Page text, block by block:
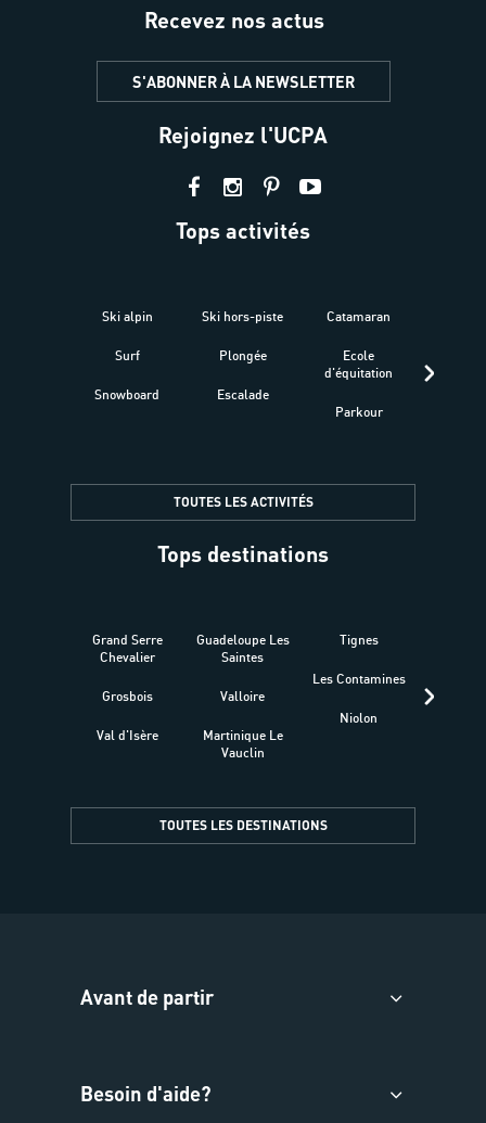
Recevez nos actus
S'ABONNER À LA NEWSLETTER
Rejoignez l'UCPA
Tops activités
Ski alpin
Surf
Snowboard
Ski hors-piste
Plongée
Escalade
Catamaran
Ecole
d'équitation
Parkour
TOUTES LES ACTIVITÉS
Tops destinations
Grand Serre
Chevalier
Grosbois
Val d'Isère
Guadeloupe Les
Saintes
Valloire
Martinique Le
Vauclin
Tignes
Les Contamines
Niolon
TOUTES LES DESTINATIONS
Avant de partir
Besoin d'aide?